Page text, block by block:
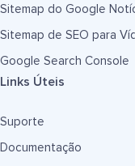
Sitemap do Google
Sitemap de SEO para
Google Search Console
Links Úteis
Suporte
Documentação